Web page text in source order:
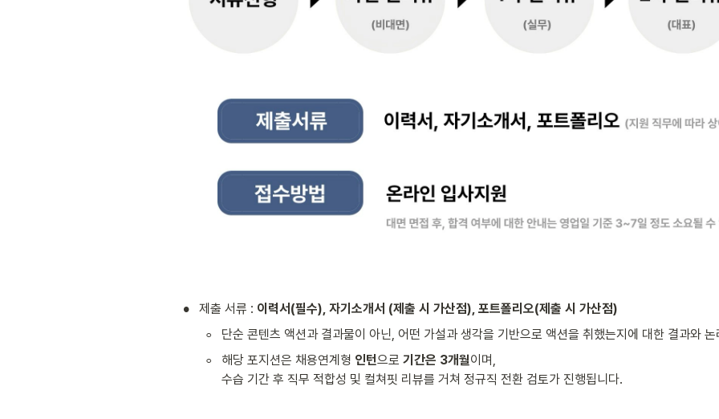
• 제출 서류 : 이력서(필수), 자기소개서 (제출 시 가산점), 포트폴리오(제출 시 가산점)
◦ 단순 콘텐츠 액션과 결과물이 아닌, 어떤 가설과 생각을 기반으로 액션을 취했는지에 대한 결과와
◦ 해당 포지션은 채용연계형 인턴으로 기간은 3개월이며,
수습 기간 후 직무 적합성 및 컬쳐핏 리뷰를 거쳐 정규직 전환 검토가 진행됩니다.